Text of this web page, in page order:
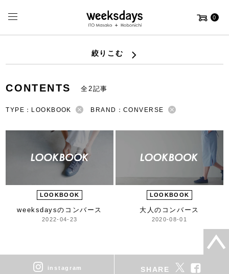
0
絞りこむ
CONTENTS 全2記事
TYPE：LOOKBOOK BRAND：CONVERSE
LOOKBOOK
weeksdaysのコンバース
2022-04-23
LOOKBOOK
大人のコンバース
2020-08-01
instagram SHARE